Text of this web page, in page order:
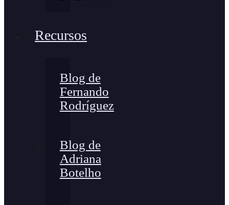
Recursos
Blog de
Fernando
Rodríguez
Blog de
Adriana
Botelho